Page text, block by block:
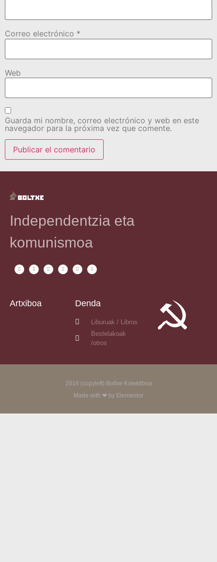
Correo electrónico *
Web
Guarda mi nombre, correo electrónico y web en este
navegador para la próxima vez que comente.
Independentzia eta
komunismoa
Artxiboa Denda
Liburuak / Libros
Bestelakoak
/otros
2018 (copyleft) Boltxe Kolektiboa
Made with ❤ by Elementor